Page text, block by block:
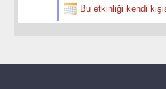
Bu etkinliği kendi